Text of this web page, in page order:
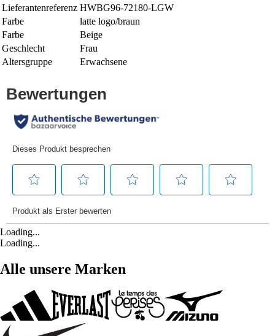
Lieferantenreferenz HWBG96-72180-LGW
Farbe
latte logo/braun
Farbe
Beige
Geschlecht
Frau
Altersgruppe
Erwachsene
Loading...
Loading...
Alle unsere Marken